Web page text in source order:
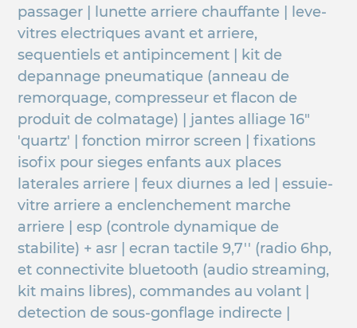
passager | lunette arriere chauffante | leve-
vitres electriques avant et arriere,
sequentiels et antipincement | kit de
depannage pneumatique (anneau de
remorquage, compresseur et flacon de
produit de colmatage) | jantes alliage 16"
'quartz' | fonction mirror screen | fixations
isofix pour sieges enfants aux places
laterales arriere | feux diurnes a led | essuie-
vitre arriere a enclenchement marche
arriere | esp (controle dynamique de
stabilite) + asr | ecran tactile 9,7'' (radio 6hp,
et connectivite bluetooth (audio streaming,
kit mains libres), commandes au volant |
detection de sous-gonflage indirecte |